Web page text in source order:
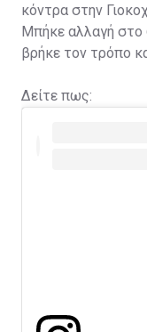
κόντρα στην
Μπήκε αλλαγή στο
βρήκε τον τρόπο
Δείτε πως: